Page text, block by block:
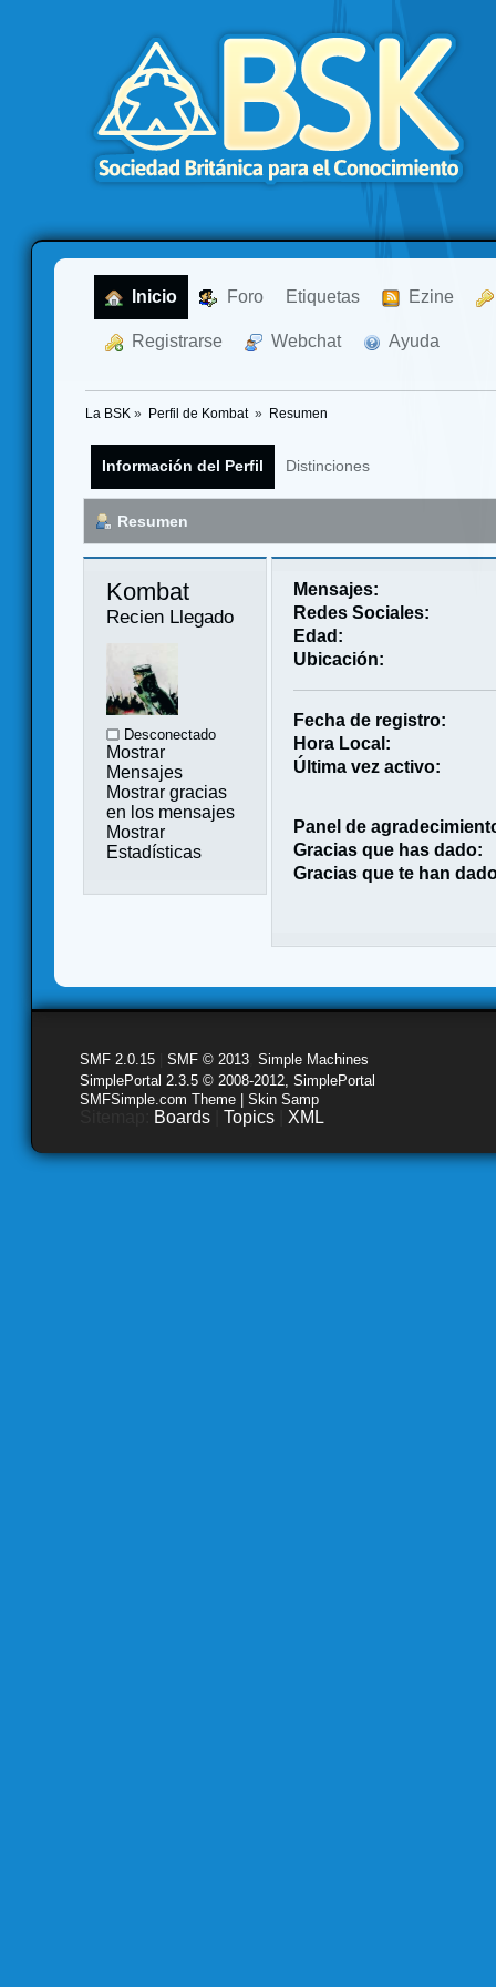
Inicio Foro Etiquetas Ezine
Registrarse Webchat Ayuda
La BSK » Perfil de Kombat » Resumen
Información del Perfil Distinciones
Resumen
Kombat
Recien Llegado
Desconectado
Mostrar
Mensajes
Mostrar gracias
en los mensajes
Mostrar
Estadísticas
Mensajes:
Redes Sociales:
Edad:
Ubicación:
Fecha de registro:
Hora Local:
Última vez activo:
Panel de
Gracias que has dado:
Gracias que te han
SMF 2.0.15 SMF © 2013 Simple Machines
SimplePortal 2.3.5 © 2008-2012, SimplePortal
SMFSimple.com Theme | Skin Samp
Boards Topics XML